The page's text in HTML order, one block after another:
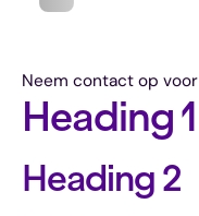
Neem contact op
Heading 1
Heading 2